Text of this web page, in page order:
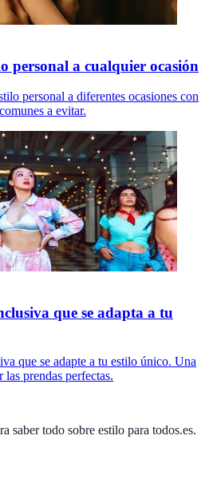
personal a cualquier ocasión
personal a diferentes ocasiones con
a evitar.
que se adapta a tu
que se adapte a tu estilo único. Una
prendas perfectas.
saber todo sobre estilo para todos.es.